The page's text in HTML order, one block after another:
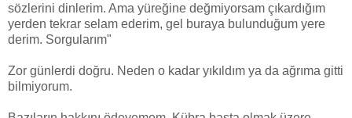
sözlerini dinlerim. Ama yüreğine değmiyorsam çıkardığım
yerden tekrar selam ederim, gel buraya bulunduğum yere
derim. Sorgularım"
Zor günlerdi doğru. Neden o kadar yıkıldım ya da ağrıma gitti
bilmiyorum.